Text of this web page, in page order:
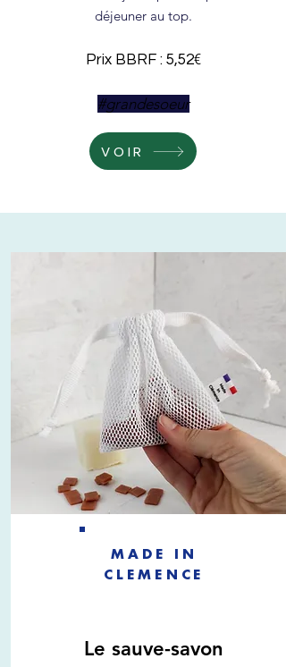
déjeuner au top.
Prix BBRF : 5,52€
#grandesoeur
VOIR
MADE IN
CLEMENCE
Le sauve-savon